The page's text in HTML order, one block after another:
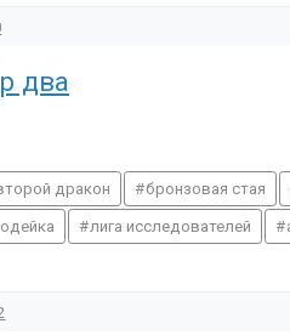
два
дракон бронзовая стая
лига исследователей